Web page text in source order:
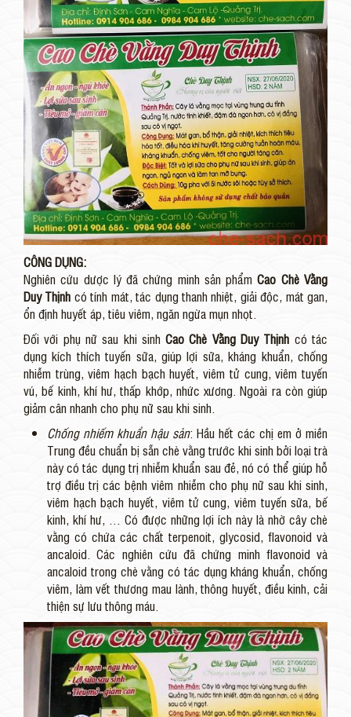
CÔNG DỤNG:
Nghiên cứu dược lý đã chứng minh sản phẩmCao Chè Vằng
Duy Thịnh có tính mát, tác dụng thanh nhiệt, giải độc, mát gan,
ổn định huyết áp, tiêu viêm, ngăn ngừa mụn nhọt.
Đối với phụ nữ sau khi sinhCao Chè Vằng Duy Thịnh có tác
dụng kích thích tuyến sữa, giúp lợi sữa, kháng khuẩn, chống
nhiễm trùng, viêm hạch bạch huyết, viêm tử cung, viêm tuyến
vú, bế kinh, khí hư, thấp khớp, nhức xương. Ngoài ra còn giúp
giảm cân nhanh cho phụ nữ sau khi sinh.
Chống nhiếm khuẩn hậu sản: Hầu hết các chị em ở miền
Trung đều chuẩn bị sẵn chè vằng trước khi sinh bởi loại trà
này có tác dụng trị nhiễm khuẩn sau đẻ, nó có thể giúp hỗ
trợ điều trị các bệnh viêm nhiễm cho phụ nữ sau khi sinh,
viêm hạch bạch huyết, viêm tử cung, viêm tuyến sữa, bế
kinh, khí hư, … Có được những lợi ích này là nhờ cây chè
vằng có chứa các chất terpenoit, glycosid, flavonoid và
ancaloid. Các nghiên cứu đã chứng minh flavonoid và
ancaloid trong chè vằng có tác dụng kháng khuẩn, chống
viêm, làm vết thương mau lành, thông huyết, điều kinh, cải
thiện sự lưu thông máu.